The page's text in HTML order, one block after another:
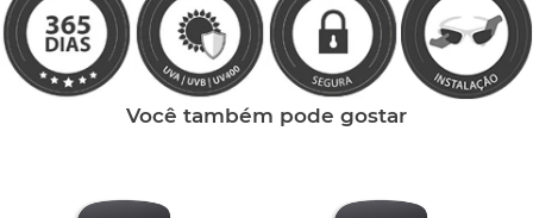
Você também pode gostar